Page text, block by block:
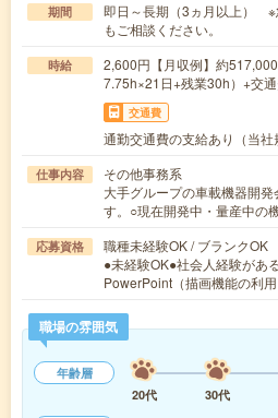
期間
即日～長期（3ヵ月以上） ※
もご相談ください。
時給
2,600円【月収例】約
7.75h×21日+残業30h）+交
交通費
通勤交通費の支給あり（当社
仕事内容
その他事務系
大手グループの車載機器開
す。○現在開発中・量産中の
応募資格
職種未経験OK / ブランクOK
●未経験OK●社会人経験があ
PowerPoint（描画機能の利
職場の雰囲気
年齢層
20代
30代